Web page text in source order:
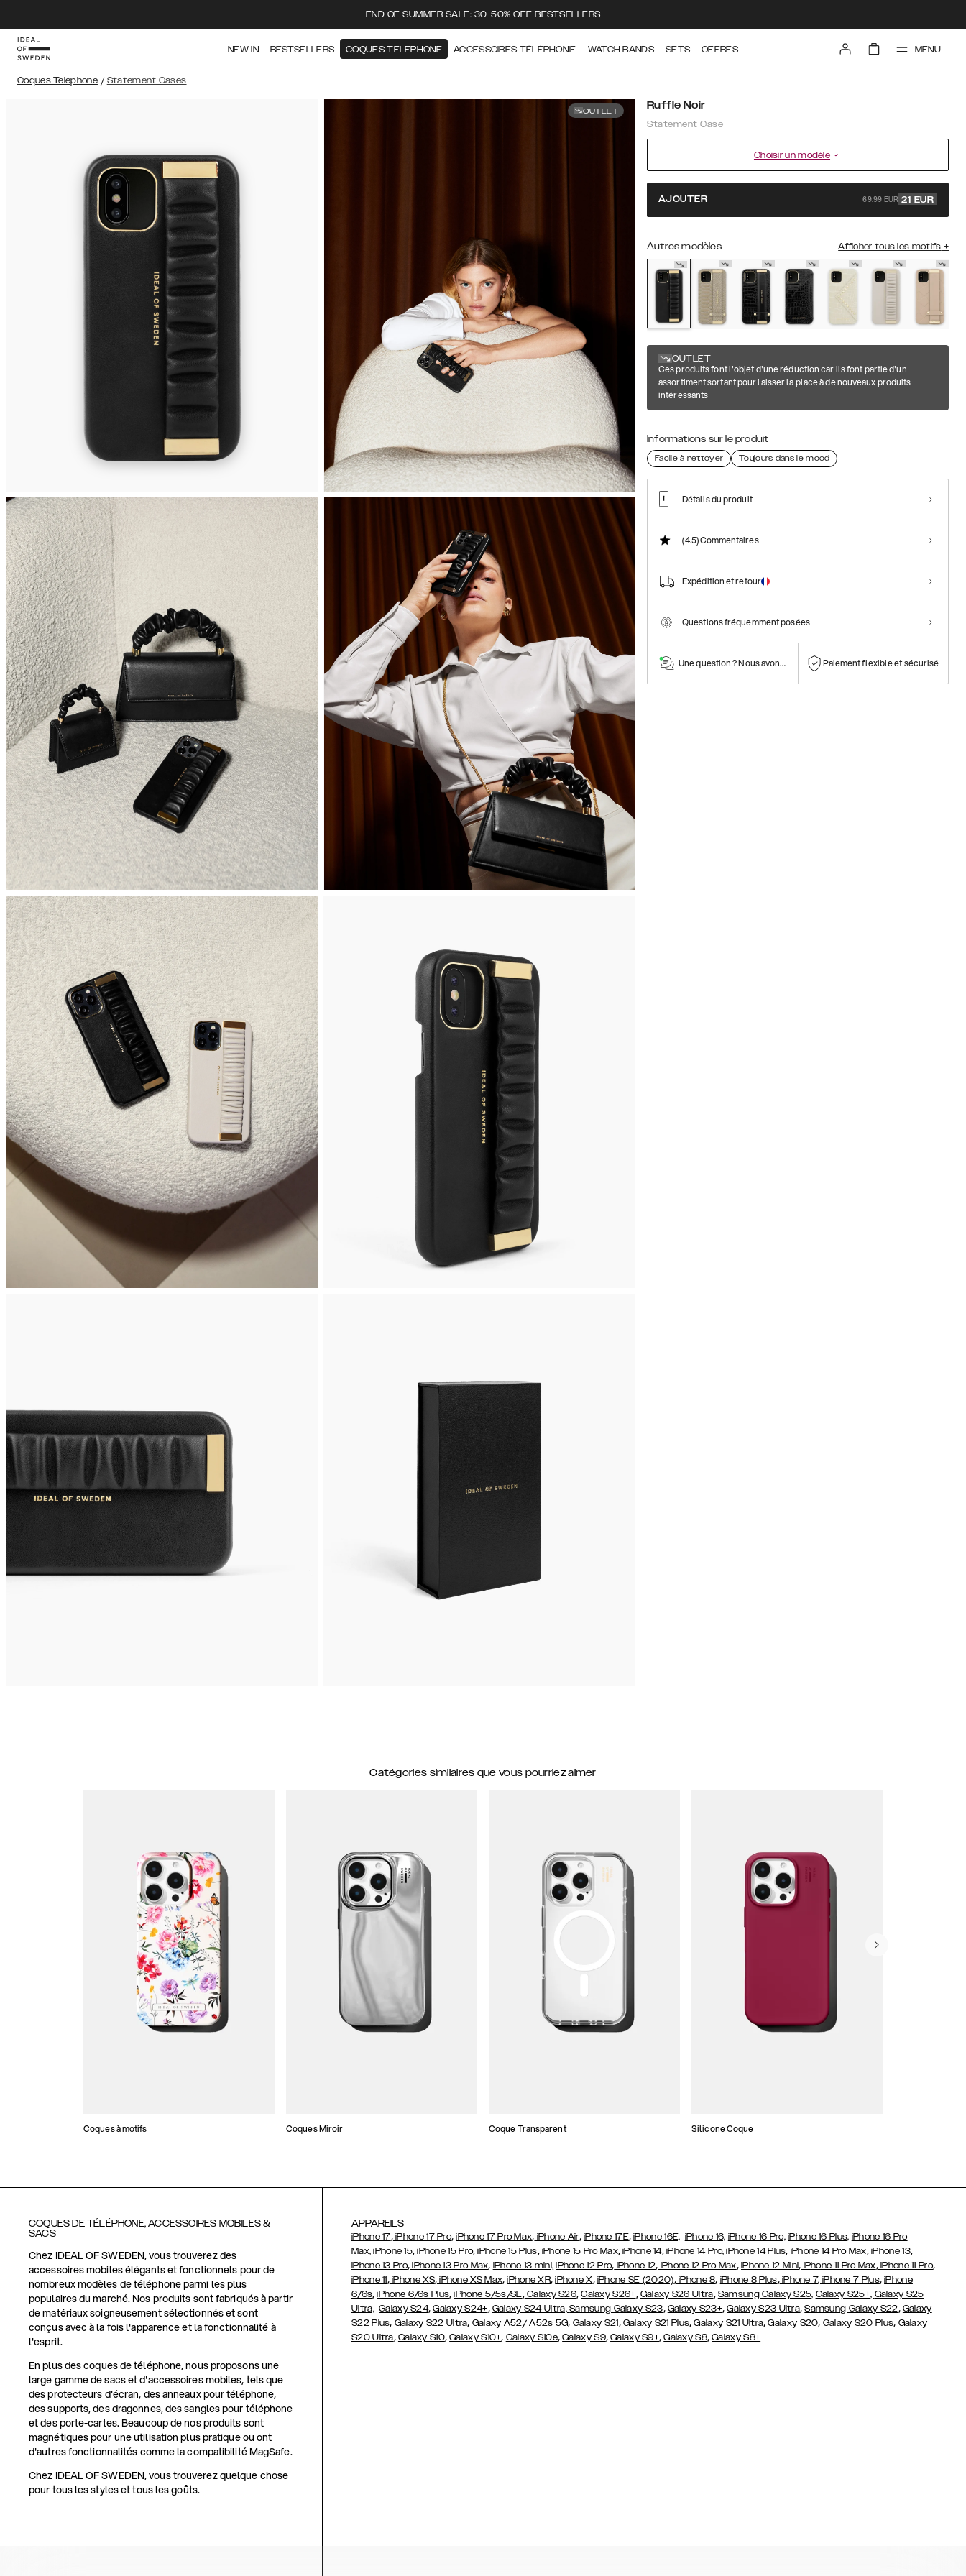
END OF SUMMER SALE: 30-50% OFF BESTSELLERS
NEW IN BESTSELLERS COQUES TELEPHONE ACCESSOIRES TÉLÉPHONIE WATCH BANDS SETS OFFRES MENU
Coques Telephone / Statement Cases
OUTLET Ruffle Noir
Statement Case
Choisir un modèle
AJOUTER 69.99 EUR 21 EUR
Autres modèles Afficher tous les motifs +
OUTLET
Ces produits font l'objet d'une réduction car ils font partie d'un
assortiment sortant pour laisser la place à de nouveaux produits
intéressants
Informations sur le produit
Facile à nettoyer Toujours dans le mood
Détails du produit
(4.5)Commentaires
Expédition et retour
Questions fréquemment posées
Une question ? Nous avons la réponse !Paiement flexible et sécurisé
Catégories similaires que vous pourriez aimer
Coques à motifs Coques Miroir Coque Transparent Silicone Coque
COQUES DE TÉLÉPHONE, ACCESSOIRES MOBILES &
SACS
Chez IDEAL OF SWEDEN, vous trouverez des
accessoires mobiles élégants et fonctionnels pour de
nombreux modèles de téléphone parmi les plus
populaires du marché. Nos produits sont fabriqués à partir
de matériaux soigneusement sélectionnés et sont
conçus avec à la fois l'apparence et la fonctionnalité à
l'esprit.
En plus des coques de téléphone, nous proposons une
large gamme de sacs et d'accessoires mobiles, tels que
des protecteurs d'écran, des anneaux pour téléphone,
des supports, des dragonnes, des sangles pour téléphone
et des porte-cartes. Beaucoup de nos produits sont
magnétiques pour une utilisation plus pratique ou ont
d'autres fonctionnalités comme la compatibilité MagSafe.
Chez IDEAL OF SWEDEN, vous trouverez quelque chose
pour tous les styles et tous les goûts.
APPAREILS
iPhone 17,iPhone 17 Pro,iPhone 17 Pro Max, iPhone Air, iPhone 17E,iPhone 16E, iPhone 16, iPhone 16 Pro, iPhone 16 Plus, iPhone 16 Pro
Max, iPhone 15,iPhone 15 Pro,iPhone 15 Plus, iPhone 15 Pro Max,iPhone 14, iPhone 14 Pro, iPhone 14 Plus, iPhone 14 Pro Max,iPhone 13,
iPhone 13 Pro, iPhone 13 Pro Max, iPhone 13 mini, iPhone 12 Pro, iPhone 12, iPhone 12 Pro Max, iPhone 12 Mini, iPhone 11 Pro Max,iPhone 11 Pro,
iPhone 11,iPhone XS,iPhone XS Max,iPhone XR,iPhone X, iPhone SE (2020),iPhone 8, iPhone 8 Plus,iPhone 7, iPhone 7 Plus,iPhone
6/6s,iPhone 6/6s Plus,iPhone 5/5s/SE,Galaxy S26,Galaxy S26+, Galaxy S26 Ultra, Samsung Galaxy S25, Galaxy S25+, Galaxy S25
Ultra, Galaxy S24,Galaxy S24+, Galaxy S24 Ultra,Samsung Galaxy S23, Galaxy S23+,Galaxy S23 Ultra,Samsung Galaxy S22, Galaxy
S22 Plus, Galaxy S22 Ultra, Galaxy A52/ A52s 5G, Galaxy S21, Galaxy S21 Plus,Galaxy S21 Ultra,Galaxy S20, Galaxy S20 Plus, Galaxy
S20 Ultra, Galaxy S10,Galaxy S10+, Galaxy S10e,Galaxy S9,Galaxy S9+,Galaxy S8,Galaxy S8+